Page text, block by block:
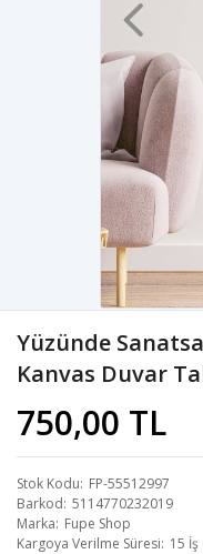
Yüzünde
Kanvas Duvar
750,00 TL
Stok Kodu FP-55512997
Barkod 5114770232019
Marka Fupe Shop
Kargoya Verilme Süresi 15 İş